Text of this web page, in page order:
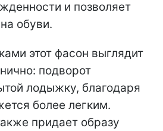
и позволяет
обуви.
этот фасон выглядит
подворот
лодыжку, благодаря
более легким.
придает образу